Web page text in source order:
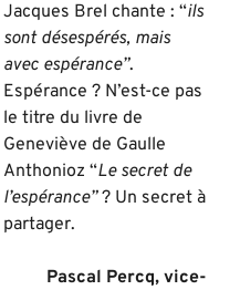
Jacques Brel chante : “ils
sont désespérés, mais
avec espérance”.
Espérance ? N’est-ce pas
le titre du livre de
Geneviève de Gaulle
Anthonioz “Le secret de
l’espérance”? Un secret à
partager.
Pascal Percq, vice-